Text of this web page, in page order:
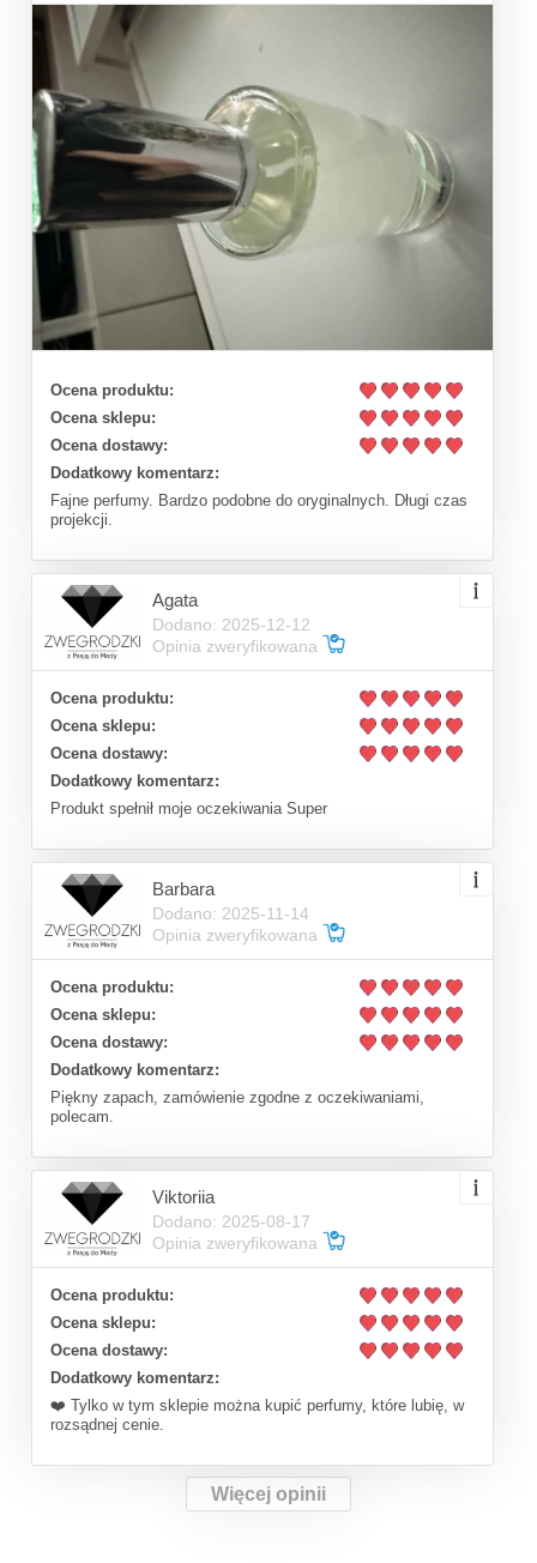
Ocena produktu:
Ocena sklepu:
Ocena dostawy:
Dodatkowy komentarz:
Fajne perfumy. Bardzo podobne do oryginalnych. Długi czas
projekcji.
Agata
Dodano: 2025-12-12
Opinia zweryfikowana
Ocena produktu:
Ocena sklepu:
Ocena dostawy:
Dodatkowy komentarz:
Produkt spełnił moje oczekiwania Super
Barbara
Dodano: 2025-11-14
Opinia zweryfikowana
Ocena produktu:
Ocena sklepu:
Ocena dostawy:
Dodatkowy komentarz:
Piękny zapach, zamówienie zgodne z oczekiwaniami,
polecam.
Viktoriia
Dodano: 2025-08-17
Opinia zweryfikowana
Ocena produktu:
Ocena sklepu:
Ocena dostawy:
Dodatkowy komentarz:
❤️ Tylko w tym sklepie można kupić perfumy, które lubię, w
rozsądnej cenie.
Więcej opinii